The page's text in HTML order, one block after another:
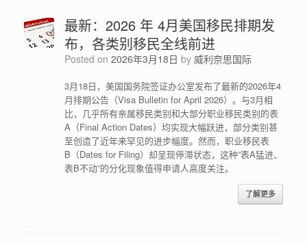
最新：2026 年 4月美国移民排期发
布，各类别移民全线前进
Posted on 2026年3月18日 by 威利奈思国际
3月18日，美国国务院签证办公室发布了最新的2026年4
月排期公告（Visa Bulletin for April 2026）。与3月相
比，几乎所有亲属移民类别和大部分职业移民类别的表
A（Final Action Dates）均实现大幅跃进，部分类别甚
至创造了近年来罕见的进步幅度。然而，职业移民表
B（Dates for Filing）却呈现停滞状态，这种”表A猛进、
表B不动”的分化现象值得申请人高度关注。
了解更多